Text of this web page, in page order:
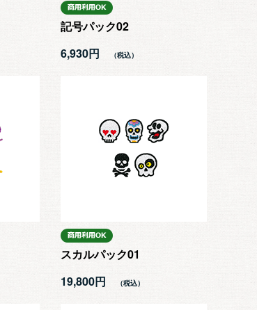
記号パック02
6,930円
スカルパック01
19,800円